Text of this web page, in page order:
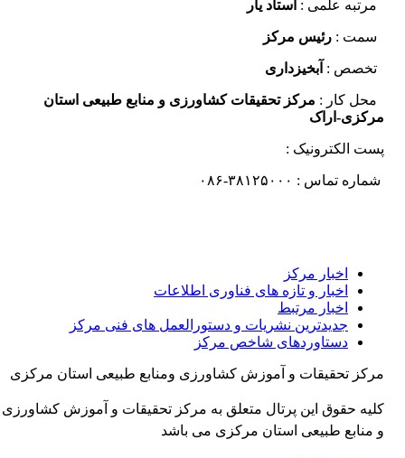
مرتبه علمی : استاد یار
سمت : رئیس مرکز
تخصص : آبخیزداری
محل کار : مرکز تحقیقات کشاورزی و منابع طبیعی استان
مرکزی-اراک
پست الکترونیک :
شماره تماس : ۳۸۱۲۵۰۰۰-۰۸۶
اخبار مرکز
اخبار و تازه های فناوری اطلاعات
اخبار مرتبط
جدیدترین نشریات و دستورالعمل های فنی مرکز
دستاوردهای شاخص مرکز
مرکز تحقیقات و آموزش کشاورزی ومنابع طبیعی استان مرکزی
کلیه حقوق این پرتال متعلق به مرکز تحقیقات و آموزش کشاورزی
و منابع طبیعی استان مرکزی می باشد